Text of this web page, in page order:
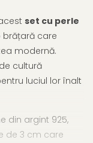
set cu perle
brățară care
modernă.
cultură
luciul lor înalt
din argint 925,
de 3 cm care